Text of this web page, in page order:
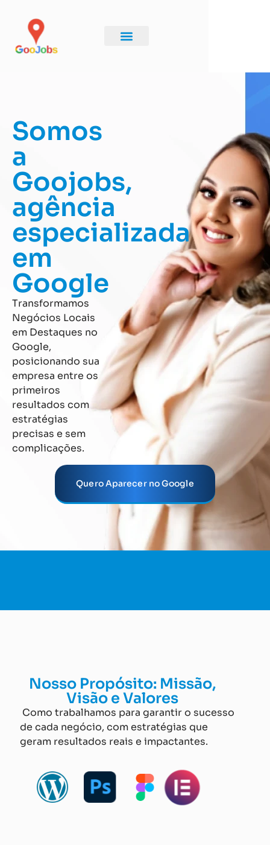
Somos
a
Goojobs,
agência
especializada
em
Google
Transformamos
Negócios Locais
em Destaques no
Google,
posicionando sua
empresa entre os
primeiros
resultados com
estratégias
precisas e sem
complicações.
Quero Aparecer no Google
Nosso Propósito: Missão,
Visão e Valores
Como trabalhamos para garantir o sucesso
de cada negócio, com estratégias que
geram resultados reais e impactantes.